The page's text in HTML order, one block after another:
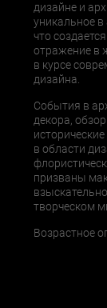
дизайне и
уникальное в
что
отражение в
в курсе
дизайна.
События в
декора,
в области
призваны
творческом
Возрастное